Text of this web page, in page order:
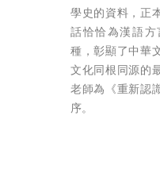
學史的資料，正
話恰恰為漢語
種，彰顯了中華
文化同根同源的
老師為《重新認
序。